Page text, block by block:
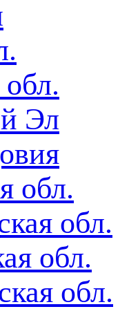
Эл
обл.
обл.
обл.
обл.